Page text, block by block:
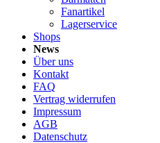
Fanartikel
Lagerservice
Shops
News
Über uns
Kontakt
FAQ
Vertrag widerrufen
Impressum
AGB
Datenschutz